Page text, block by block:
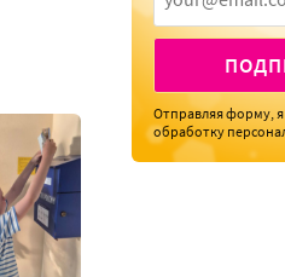
Отправляя форму,
обработку